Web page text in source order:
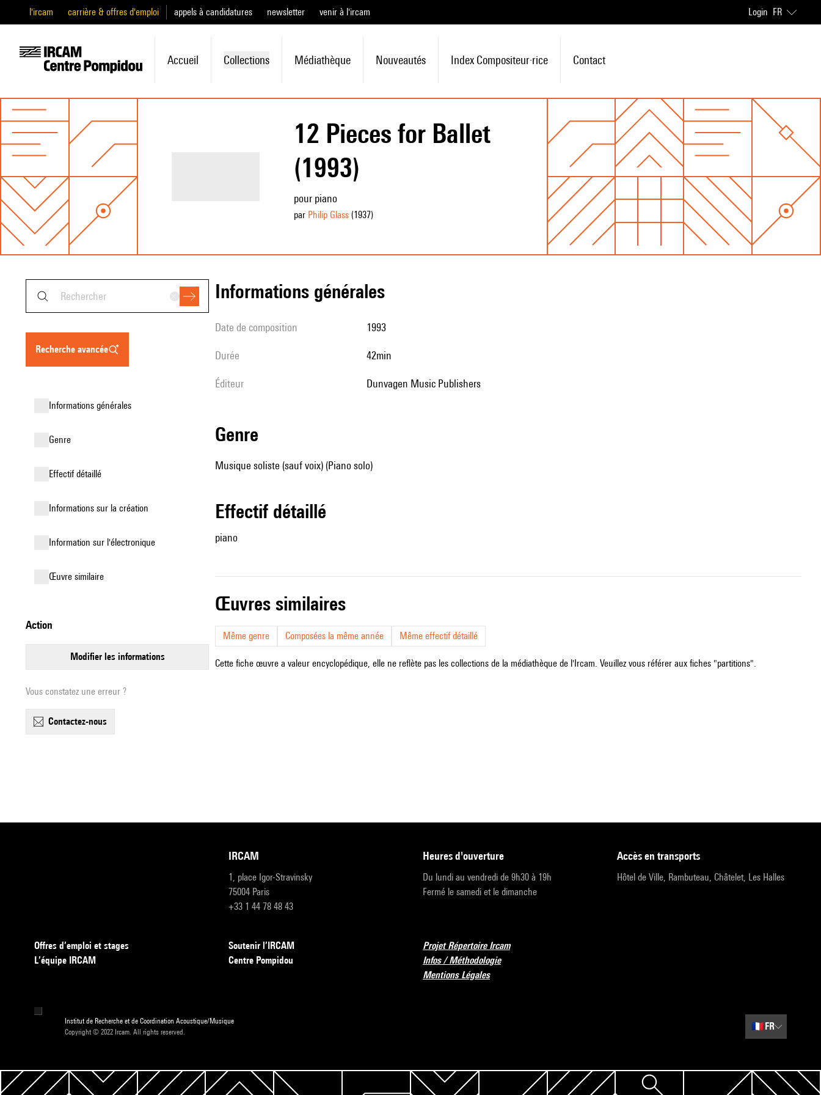
l'ircam carrière & offres d'emploi appels à candidatures newsletter venir à l'ircam Login FR
Accueil Collections Médiathèque Nouveautés Index Compositeur·rice Contact
12 Pieces for Ballet
(1993)
pour piano
par Philip Glass(1937)
recherche avancée
informations générales
genre
effectif détaillé
informations sur la création
Information sur l'électronique
œuvre similaire
action
modifier les informations
Vous constatez une erreur ?
contactez-nous
informations générales
date de composition 1993
durée 42min
éditeur Dunvagen Music Publishers
genre
Musique soliste (sauf voix) (Piano solo)
effectif détaillé
piano
œuvres similaires
Même genre Composées la même année Même effectif détaillé
Cette fiche œuvre a valeur encyclopédique, elle ne reflète pas les collections de la médiathèque de l'Ircam. Veuillez vous référer aux fiches "partitions".
IRCAM
1, place Igor-Stravinsky
75004 Paris
+33 1 44 78 48 43
heures d'ouverture
Du lundi au vendredi de 9h30 à 19h
Fermé le samedi et le dimanche
accès en transports
Hôtel de Ville, Rambuteau, Châtelet, Les Halles
Offres d’emploi et stages
L’équipe IRCAM
Soutenir l’IRCAM
Centre Pompidou
Projet Répertoire Ircam
Infos / Méthodologie
Mentions Légales
Institut de Recherche et de Coordination Acoustique/Musique
Copyright © 2022 Ircam. All rights reserved.
🇫🇷 FR